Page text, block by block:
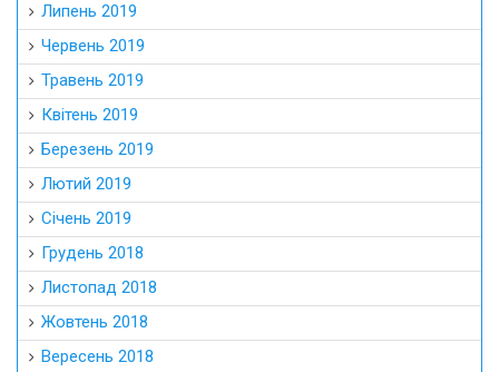
Липень 2019
Червень 2019
Травень 2019
Квітень 2019
Березень 2019
Лютий 2019
Січень 2019
Грудень 2018
Листопад 2018
Жовтень 2018
Вересень 2018